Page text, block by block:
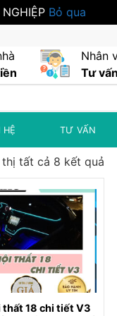
Bỏ qua
Nhân
Tư
HỆ TƯ VẤN
thị tất cả 8 kết quả
thất 18 chi tiết V3